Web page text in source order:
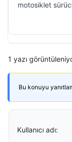
motosiklet
1 yazı
Bu konuyu
Kullanıcı adı: